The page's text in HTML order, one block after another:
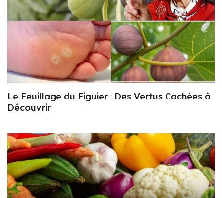
Le Feuillage du Figuier : Des Vertus Cachées à
Découvrir